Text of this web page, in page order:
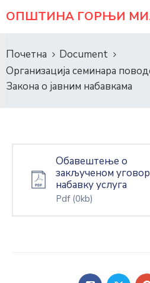
ОПШТИНА ГОРЊИ
Почетна
Document
Организација семинара
Закона о јавним набавкама
Обавештење о
закљученом
набавку услуга
Pdf (0kb)